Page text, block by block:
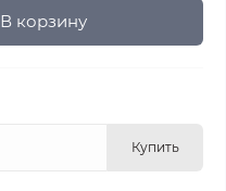
В корзину
Купить